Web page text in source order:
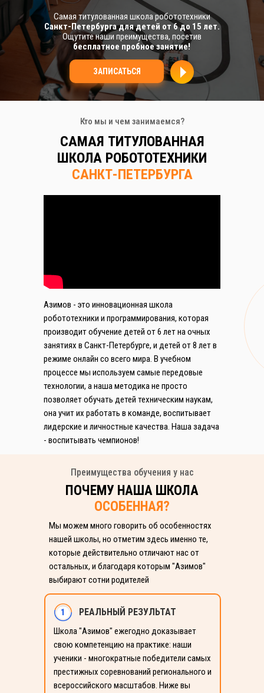
Самая титулованная школа робототехники
Санкт-Петербурга для детей от 6 до 15 лет.
Ощутите наши преимущества, посетив
бесплатное пробное занятие!
ЗАПИСАТЬСЯ
Кто мы и чем занимаемся?
Азимов - это инновационная школа
робототехники и программирования, которая
производит обучение детей от 6 лет на очных
занятиях в Санкт-Петербурге, и детей от 8 лет в
режиме онлайн со всего мира. В учебном
процессе мы используем самые передовые
технологии, а наша методика не просто
позволяет обучать детей техническим наукам,
она учит их работать в команде, воспитывает
лидерские и личностные качества. Наша задача
- воспитывать чемпионов!
САМАЯ ТИТУЛОВАННАЯ
ШКОЛА РОБОТОТЕХНИКИ
САНКТ-ПЕТЕРБУРГА
ПОЧЕМУ НАША ШКОЛА
ОСОБЕННАЯ?
Преимущества обучения у нас
Мы можем много говорить об особенностях
нашей школы, но отметим здесь именно те,
которые действительно отличают нас от
остальных, и благодаря которым "Азимов"
выбирают сотни родителей
1 РЕАЛЬНЫЙ РЕЗУЛЬТАТ
Школа "Азимов" ежегодно доказывает
свою компетенцию на практике: наши
ученики - многократные победители самых
престижных соревнований регионального и
всероссийского масштабов. Ниже вы